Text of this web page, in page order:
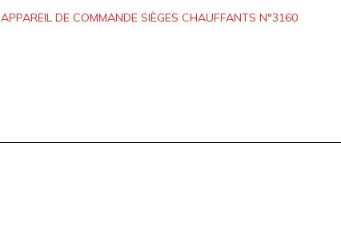
APPAREIL DE COMMANDE SIÈGES CHAUFFANTS N°3160